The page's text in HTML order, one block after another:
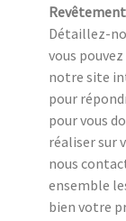
Détaillez-
vous
notre site
pour
pour vous
réaliser sur
nous
ensemble
bien votre